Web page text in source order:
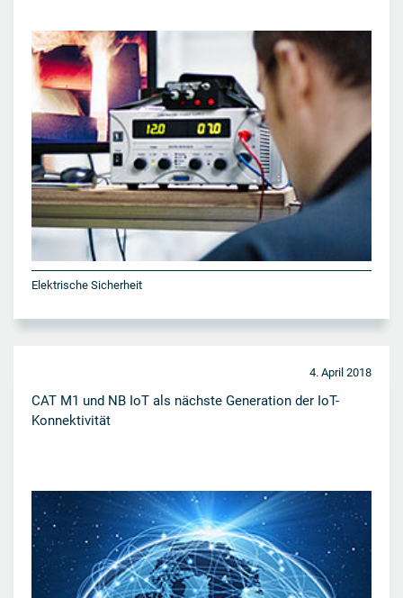
Elektrische Sicherheit
4. April 2018
CAT M1 und NB IoT als nächste Generation der IoT-
Konnektivität